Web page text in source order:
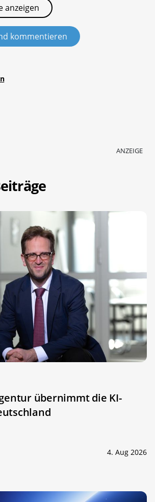
anzeigen
kommentieren
ANZEIGE
übernimmt die KI-
4. Aug 2026